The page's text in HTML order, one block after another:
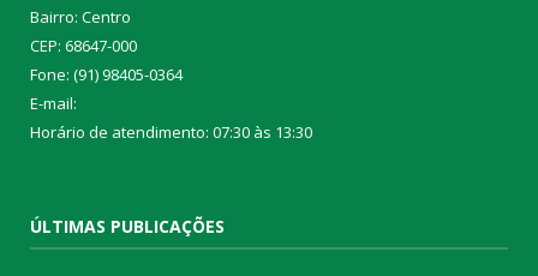
Bairro: Centro
CEP: 68647-000
Fone: (91) 98405-0364
E-mail:
Horário de atendimento: 07:30 às 13:30
ÚLTIMAS PUBLICAÇÕES